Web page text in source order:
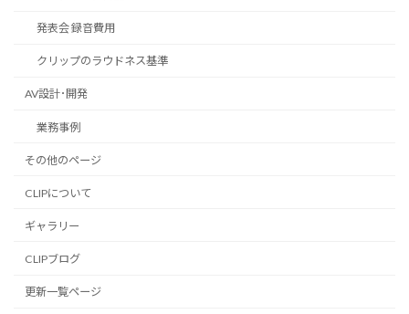
発表会 録音費用
クリップのラウドネス基準
AV設計･開発
業務事例
その他のページ
CLIPについて
ギャラリー
CLIPブログ
更新一覧ページ